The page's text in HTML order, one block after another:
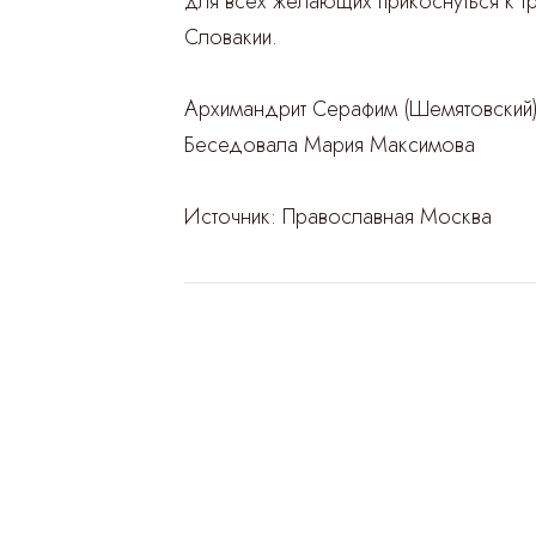
Словакии.
Архимандрит Серафим (Шемятовский)
Беседовала Мария Максимова
Источник: Православная Москва